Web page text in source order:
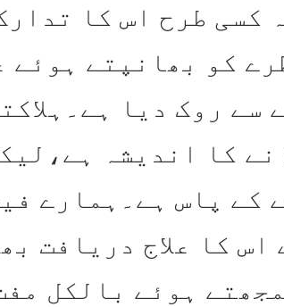
کسی طرح اس کا
کو بھانپتے ہوئے
سے روک دیا
کا اندیشہ
کے پاس ہے۔ہمارے
کا علاج دریافت
ہوئے بالکل